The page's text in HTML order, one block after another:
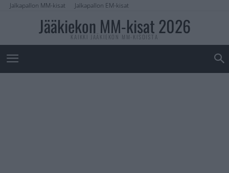
Jalkapallon MM-kisat Jalkapallon EM-kisat
Jääkiekon MM-kisat 2026
KAIKKI JÄÄKIEKON MM-KISOISTA